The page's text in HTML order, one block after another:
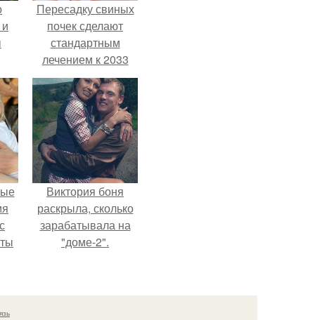
Пересадку свиных
почек сделают
стандартным
лечением к 2033
году в Японии.
Виктория боня
раскрыла, сколько
зарабатывала на
"доме-2".